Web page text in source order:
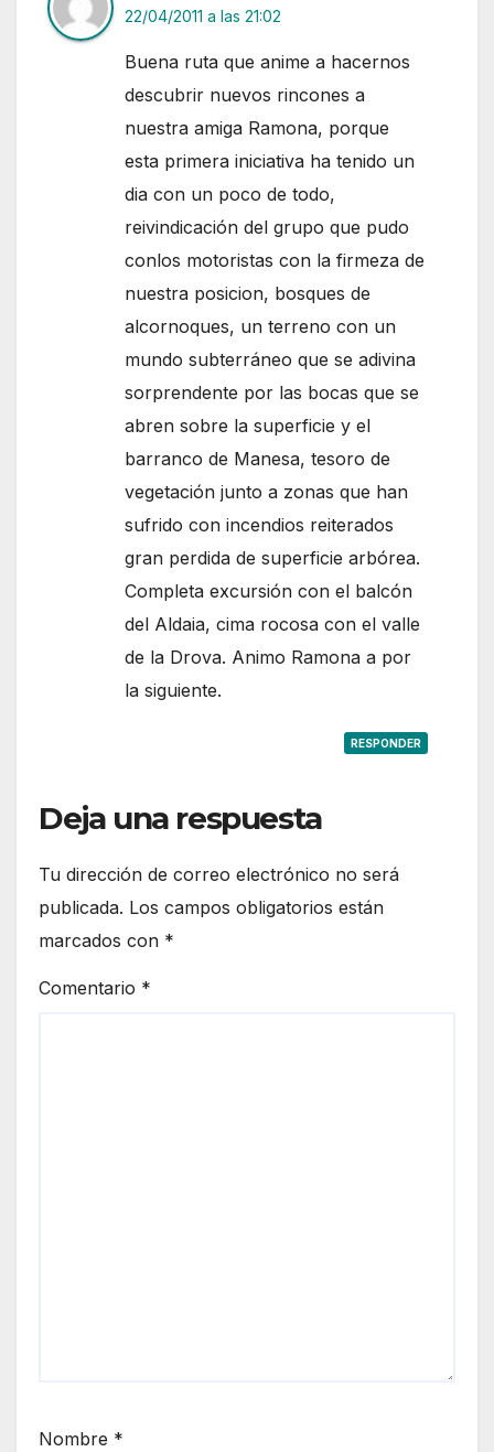
22/04/2011 a las 21:02
Buena ruta que anime a hacernos
descubrir nuevos rincones a
nuestra amiga Ramona, porque
esta primera iniciativa ha tenido un
dia con un poco de todo,
reivindicación del grupo que pudo
conlos motoristas con la firmeza de
nuestra posicion, bosques de
alcornoques, un terreno con un
mundo subterráneo que se adivina
sorprendente por las bocas que se
abren sobre la superficie y el
barranco de Manesa, tesoro de
vegetación junto a zonas que han
sufrido con incendios reiterados
gran perdida de superficie arbórea.
Completa excursión con el balcón
del Aldaia, cima rocosa con el valle
de la Drova. Animo Ramona a por
la siguiente.
RESPONDER
Deja una respuesta
Tu dirección de correo electrónico no será
publicada. Los campos obligatorios están
marcados con *
Comentario *
Nombre *